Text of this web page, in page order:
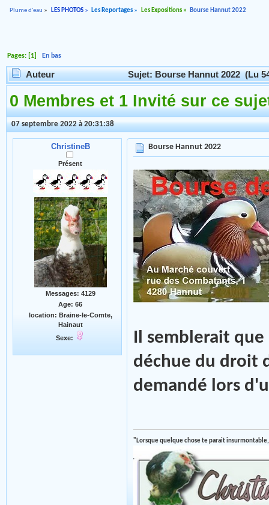
Plume d'eau » LES PHOTOS » Les Reportages » Les Expositions» Bourse Hannut 2022
Pages: [1]En bas
Auteur Sujet: Bourse Hannut 2022 (Lu
0 Membres et 1 Invité sur ce
07 septembre 2022 à 20:31:38
ChristineB
Présent
Messages: 4129
Age: 66
location: Braine-le-Comte,
Hainaut
Sexe:
Bourse Hannut 2022
Il semblerait
déchue du droit
demandé lors
"Lorsque quelque chose te parait